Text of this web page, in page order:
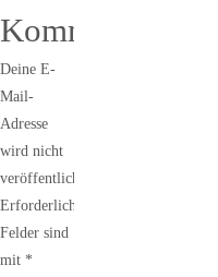
Kommentar
Deine E-
Mail-
Adresse
wird nicht
veröffentlicht.
Erforderliche
Felder sind
mit *